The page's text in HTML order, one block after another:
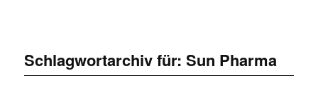
Schlagwortarchiv für: Sun Pharma